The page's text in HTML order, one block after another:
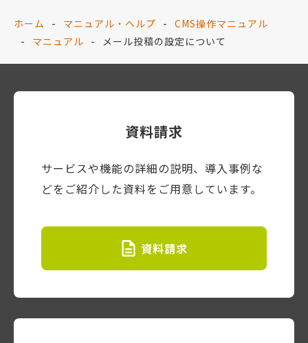
ホーム マニュアル・ヘルプ
CMS操作マニュアル
マニュアル
メール投稿の設定について
資料請求
サービスや機能の詳細の説明、導入事例な
どをご紹介した資料をご用意しています。
資料請求